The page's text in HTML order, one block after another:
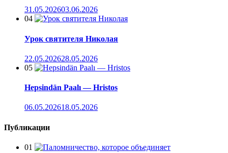
31.05.202603.06.2026
04
Урок святителя Николая
22.05.202628.05.2026
05
Hepsindän Paalı — Hristos
06.05.202618.05.2026
Публикации
01